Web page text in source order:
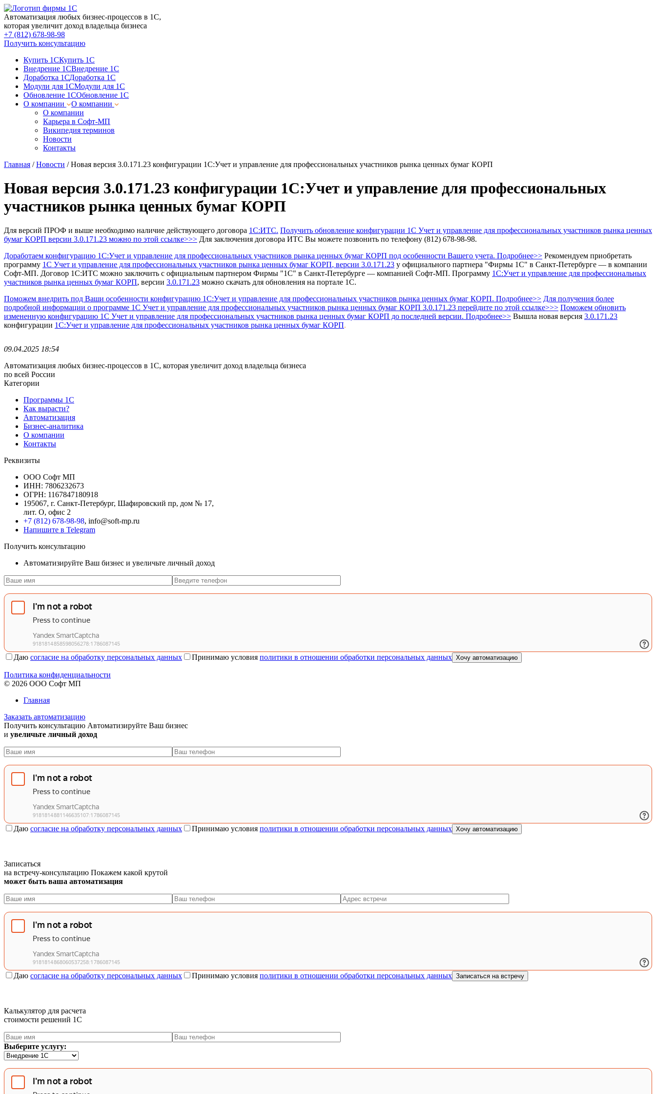
Автоматизация любых бизнес-процессов в 1С,
которая увеличит доход владельца бизнеса
+7 (812) 678-98-98
Получить консультацию
Купить 1СКупить 1С
Внедрение 1СВнедрение 1С
Доработка 1СДоработка 1С
Модули для 1СМодули для 1С
Обновление 1СОбновление 1С
О компании
О компании
О компании
Карьера в Софт-МП
Википедия терминов
Новости
Контакты
Главная /Новости /Новая версия 3.0.171.23 конфигурации 1С:Учет и управление для профессиональных участников рынка ценных бумаг КОРП
Новая версия 3.0.171.23 конфигурации 1С:Учет и управление для профессиональных
участников рынка ценных бумаг КОРП
Для версий ПРОФ и выше необходимо наличие действующего договора 1С:ИТС. Получить обновление конфигурации 1С Учет и управление для профессиональных участников рынка ценных
бумаг КОРП версии 3.0.171.23 можно по этой ссылке>>> Для заключения договора ИТС Вы можете позвонить по телефону (812) 678-98-98.
Доработаем конфигурацию 1С:Учет и управление для профессиональных участников рынка ценных бумаг КОРП под особенности Вашего учета. Подробнее>> Рекомендуем приобретать
программу 1С Учет и управление для профессиональных участников рынка ценных бумаг КОРП, версии 3.0.171.23 у официального партнера "Фирмы 1С" в Санкт-Петербурге — в компании
Софт-МП. Договор 1С:ИТС можно заключить с официальным партнером Фирмы "1С" в Санкт-Петербурге — компанией Софт-МП. Программу 1С:Учет и управление для профессиональных
участников рынка ценных бумаг КОРП, версии 3.0.171.23 можно скачать для обновления на портале 1С.
Поможем внедрить под Ваши особенности конфигурацию 1С:Учет и управление для профессиональных участников рынка ценных бумаг КОРП. Подробнее>> Для получения более
подробной информации о программе 1С Учет и управление для профессиональных участников рынка ценных бумаг КОРП 3.0.171.23 перейдите по этой ссылке>>> Поможем обновить
измененную конфигурацию 1С Учет и управление для профессиональных участников рынка ценных бумаг КОРП до последней версии. Подробнее>> Вышла новая версия 3.0.171.23
конфигурации 1С:Учет и управление для профессиональных участников рынка ценных бумаг КОРП.
09.04.2025 18:54
Автоматизация любых бизнес-процессов в 1С, которая увеличит доход владельца бизнеса
по всей России
Категории
Программы 1С
Как вырасти?
Автоматизация
Бизнес-аналитика
О компании
Контакты
Реквизиты
ООО Софт МП
ИНН: 7806232673
ОГРН: 1167847180918
195067, г. Санкт-Петербург, Шафировский пр, дом № 17,
лит. О, офис 2
+7 (812) 678-98-98, info@soft-mp.ru
Напишите в Telegram
Получить консультацию
Автоматизируйте Ваш бизнес и увеличьте личный доход
Даю согласие на обработку персональных данных Принимаю условия политики в отношении обработки персональных данных Хочу автоматизацию
Политика конфиденциальности
© 2026 ООО Софт МП
Главная
Заказать автоматизацию
Получить консультацию Автоматизируйте Ваш бизнес
и увеличьте личный доход
Даю согласие на обработку персональных данных Принимаю условия политики в отношении обработки персональных данных Хочу автоматизацию
Записаться
на встречу-консультацию Покажем какой крутой
может быть ваша автоматизация
Даю согласие на обработку персональных данных Принимаю условия политики в отношении обработки персональных данных Записаться на встречу
Калькулятор для расчета
стоимости решений 1C
Выберите услугу: